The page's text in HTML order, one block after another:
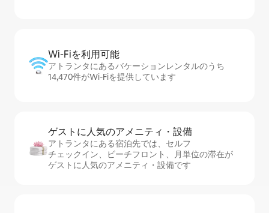
Wi-Fiを利⁠用⁠可⁠能
アトランタにあるバケーションレンタルのうち
14,470件がWi-Fiを提供しています
ゲストに人⁠気⁠のア⁠メ⁠ニ⁠テ⁠ィ・設⁠備
アトランタにある宿泊先では、セ⁠ル⁠フ
チ⁠ェ⁠ッ⁠ク⁠イ⁠ン、ビーチフロント、月単位の滞在が
ゲストに人気のアメニティ・設備です